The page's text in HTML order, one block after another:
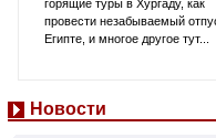
горящие туры в Хургаду, как
провести незабываемый
Египте, и многое другое тут...
Новости